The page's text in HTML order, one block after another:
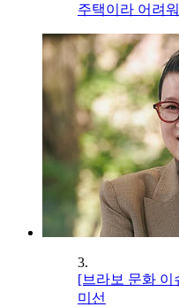
주택이라 어려워
3.
[브라보 문화 이
미선